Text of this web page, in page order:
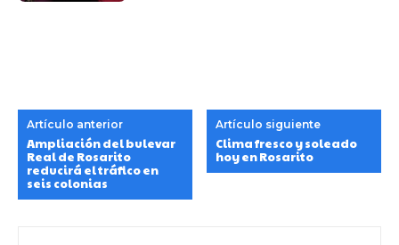
Artículo anterior
Ampliación del bulevar
Real de Rosarito
reducirá el tráfico en
seis colonias
Artículo siguiente
Clima fresco y soleado
hoy en Rosarito